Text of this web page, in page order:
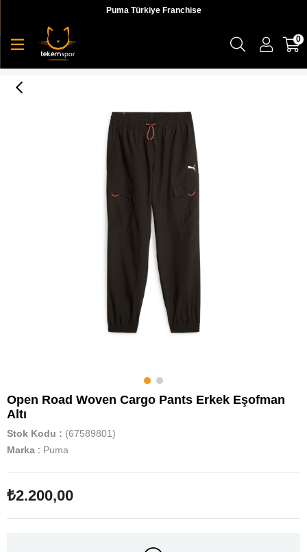
Puma Türkiye Franchise
0
Open Road Woven Cargo Pants Erkek Eşofman
Altı
Stok Kodu
(67589801)
Marka : Puma
₺2.200,00